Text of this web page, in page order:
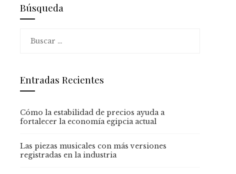
Búsqueda
Entradas Recientes
Cómo la estabilidad de precios ayuda a
fortalecer la economía egipcia actual
Las piezas musicales con más versiones
registradas en la industria